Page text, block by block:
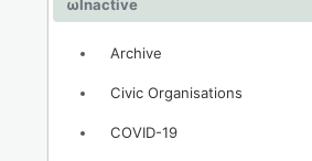
ωInactive
Archive
Civic Organisations
COVID-19